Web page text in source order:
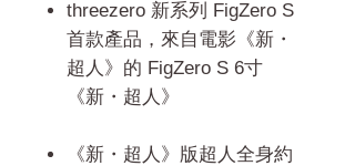
threezero 新系列 FigZero S
首款產品，來自電影《新・
超人》的 FigZero S 6寸
《新・超人》
《新・超人》版超人全身約